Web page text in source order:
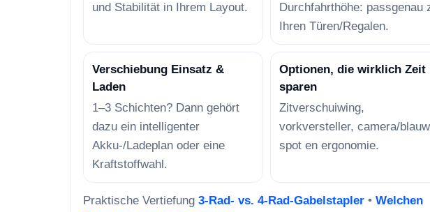
und Stabilität in Ihrem Layout.
Durchfahrthöhe: passgenau
Ihren Türen/Regalen.
Verschiebung Einsatz &
Laden
1–3 Schichten? Dann gehört
dazu ein intelligenter
Akku-/Ladeplan oder eine
Kraftstoffwahl.
Optionen, die wirklich Zeit
sparen
Zitverschuiwing,
vorkversteller, camera/
spot en ergonomie.
Praktische Vertiefung 3-Rad- vs. 4-Rad-Gabelstapler • Welchen